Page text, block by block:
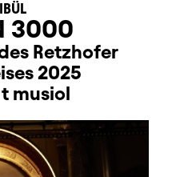
3000
Retzhofer
2025
musiol